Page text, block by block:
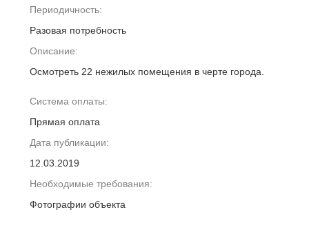
Периодичность:
Разовая потребность
Описание:
Осмотреть 22 нежилых помещения в черте города.
Система оплаты:
Прямая оплата
Дата публикации:
12.03.2019
Необходимые требования:
Фотографии объекта